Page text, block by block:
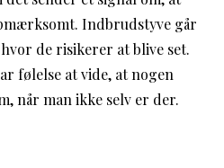
Indbrudstyve går
de risikerer at blive set.
følelse at vide, at nogen
når man ikke selv er der.